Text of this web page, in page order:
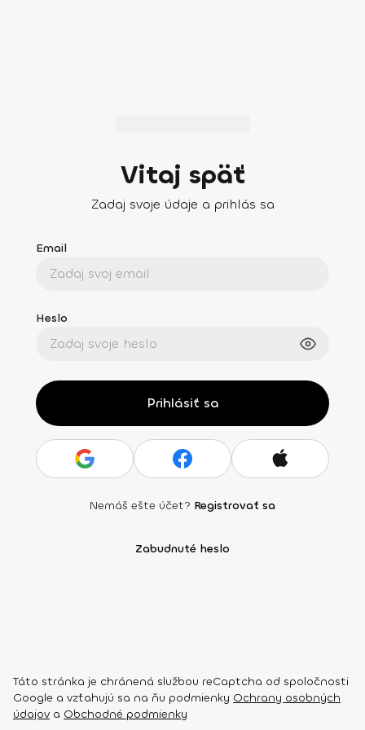
Vitaj späť
Zadaj svoje údaje a prihlás sa
Email
Heslo
Prihlásiť sa
Nemáš ešte účet? Registrovať sa
Zabudnuté heslo
Táto stránka je chránená službou reCaptcha od spoločnosti
Google a vzťahujú sa na ňu podmienky Ochrany osobných
údajov a Obchodné podmienky